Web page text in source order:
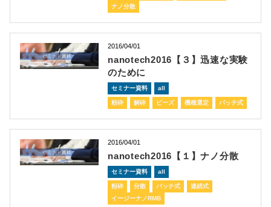
ナノ分散
2016/04/01
nanotech2016【３】迅速な実験
のために
セミナー資料 all
粉砕 解砕 ビーズ 機種選定 バッチ式
2016/04/01
nanotech2016【１】ナノ分散
セミナー資料 all
粉砕 分散 バッチ式
連続式
イージーナノRMB